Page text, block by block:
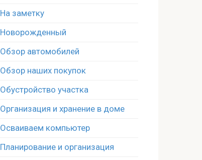
На заметку
Новорожденный
Обзор автомобилей
Обзор наших покупок
Обустройство участка
Организация и хранение в доме
Осваиваем компьютер
Планирование и организация